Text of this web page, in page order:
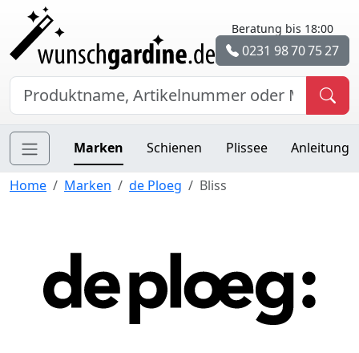
Beratung bis 18:00
0231 98 70 75 27
Marken Schienen Plissee Anleitung
Home Marken de Ploeg Bliss